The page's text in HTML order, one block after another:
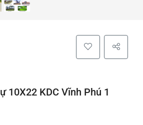
10X22 KDC Vĩnh Phú 1